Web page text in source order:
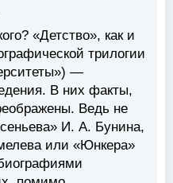
«Детство», как и
трилогии
—
В них факты,
Ведь не
И. А. Бунина,
или «Юнкера»